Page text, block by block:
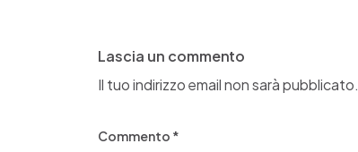
Lascia un commento
Il tuo indirizzo email non sarà pubblicato.
Commento *